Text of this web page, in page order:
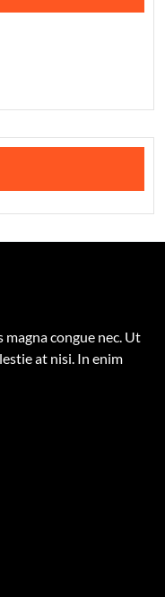
congue nec. Ut
at nisi. In enim